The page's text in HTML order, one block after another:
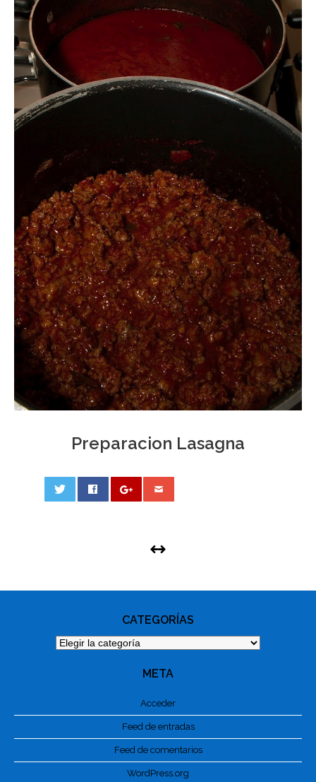
Preparacion Lasagna
CATEGORÍAS
Categorías
META
Acceder
Feed de entradas
Feed de comentarios
WordPress.org